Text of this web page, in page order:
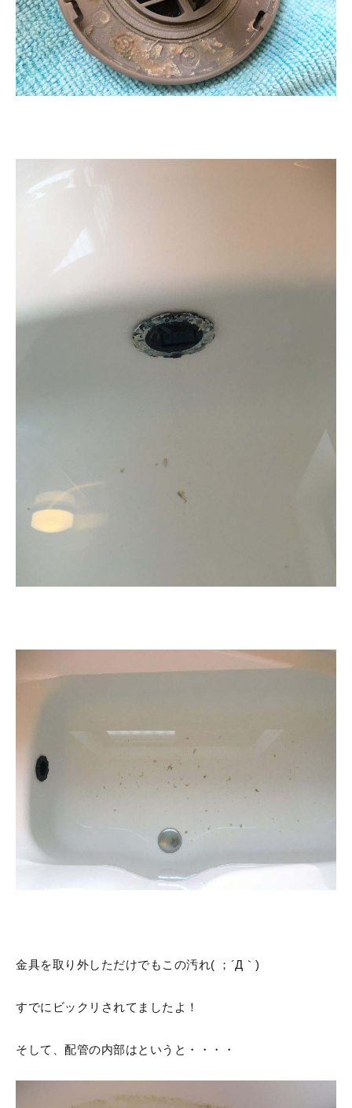
金具を取り外しただけでもこの汚れ( ；´Д｀)
すでにビックリされてましたよ！
そして、配管の内部はというと・・・・